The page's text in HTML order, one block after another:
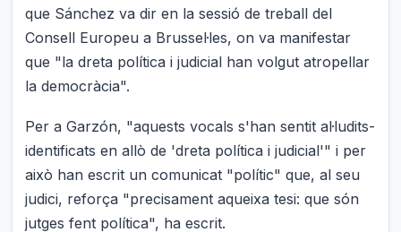
que Sánchez va dir en la sessió de treball del
Consell Europeu a Brussel·les, on va manifestar
que "la dreta política i judicial han volgut atropellar
la democràcia".
Per a Garzón, "aquests vocals s'han sentit al·ludits-
identificats en allò de 'dreta política i judicial'" i per
això han escrit un comunicat "polític" que, al seu
judici, reforça "precisament aqueixa tesi: que són
jutges fent política", ha escrit.